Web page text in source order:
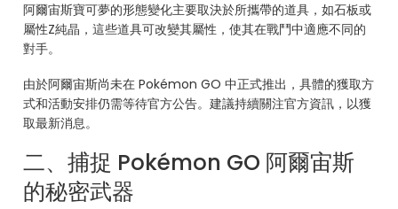
阿爾宙斯寶可夢的形態變化主要取決於所攜帶的道具，如石板或
屬性Z純晶，這些道具可改變其屬性，使其在戰鬥中適應不同的
對手。
由於阿爾宙斯尚未在 Pokémon GO 中正式推出，具體的獲取方
式和活動安排仍需等待官方公告。建議持續關注官方資訊，以獲
取最新消息。
二、捕捉 Pokémon GO 阿爾宙斯
的秘密武器